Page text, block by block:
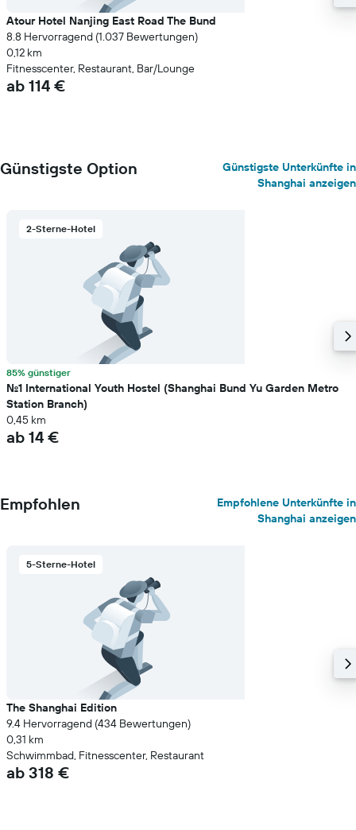
Atour Hotel Nanjing East Road The Bund
8.8 Hervorragend (1.037 Bewertungen)
0,12 km
Fitnesscenter, Restaurant, Bar/Lounge
ab 114 €
Günstigste Option
Günstigste Unterkünfte in
Shanghai anzeigen
2-Sterne-Hotel
85% günstiger
No.1 International Youth Hostel (Shanghai Bund Yu Garden Metro
Station Branch)
0,45 km
ab 14 €
Empfohlen
Empfohlene Unterkünfte in
Shanghai anzeigen
5-Sterne-Hotel
The Shanghai Edition
9.4 Hervorragend (434 Bewertungen)
0,31 km
Schwimmbad, Fitnesscenter, Restaurant
ab 318 €